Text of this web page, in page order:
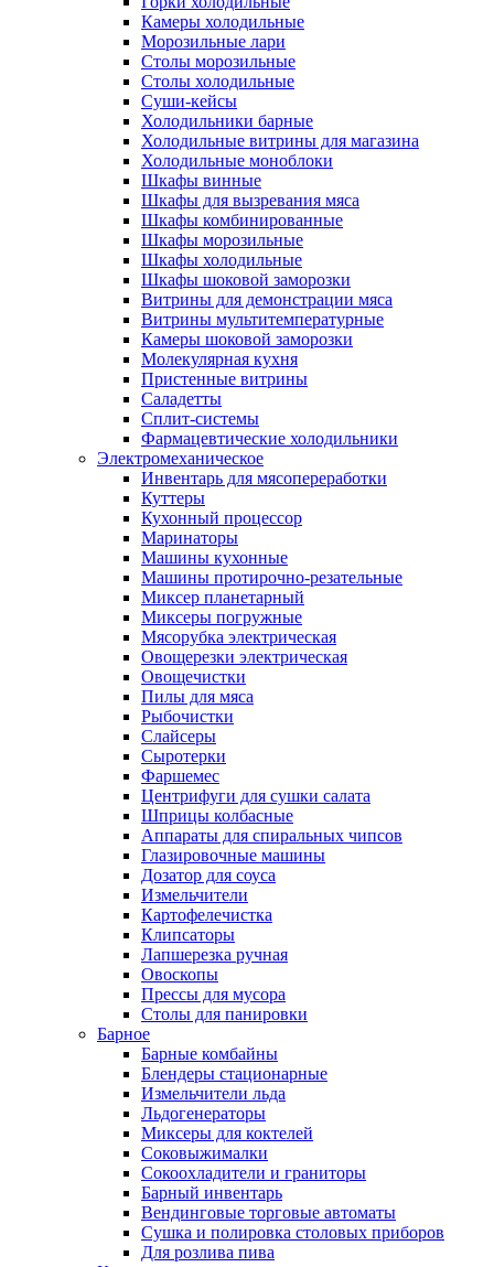
Камеры холодильные
Морозильные лари
Столы морозильные
Столы холодильные
Суши-кейсы
Холодильники барные
Холодильные витрины для магазина
Холодильные моноблоки
Шкафы винные
Шкафы для вызревания мяса
Шкафы комбинированные
Шкафы морозильные
Шкафы холодильные
Шкафы шоковой заморозки
Витрины для демонстрации мяса
Витрины мультитемпературные
Камеры шоковой заморозки
Молекулярная кухня
Пристенные витрины
Саладетты
Сплит-системы
Фармацевтические холодильники
Электромеханическое
Инвентарь для мясопереработки
Куттеры
Кухонный процессор
Маринаторы
Машины кухонные
Машины протирочно-резательные
Миксер планетарный
Миксеры погружные
Мясорубка электрическая
Овощерезки электрическая
Овощечистки
Пилы для мяса
Рыбочистки
Слайсеры
Сыротерки
Фаршемес
Центрифуги для сушки салата
Шприцы колбасные
Аппараты для спиральных чипсов
Глазировочные машины
Дозатор для соуса
Измельчители
Картофелечистка
Клипсаторы
Лапшерезка ручная
Овоскопы
Прессы для мусора
Столы для панировки
Барное
Барные комбайны
Блендеры стационарные
Измельчители льда
Льдогенераторы
Миксеры для коктелей
Соковыжималки
Сокоохладители и граниторы
Барный инвентарь
Вендинговые торговые автоматы
Сушка и полировка столовых приборов
Для розлива пива